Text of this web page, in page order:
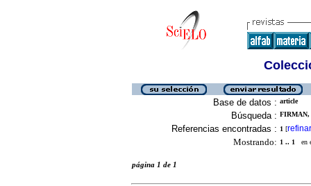
Base de datos : article
Búsqueda :
Referencias encontradas : 1 [refinar
Mostrando: 1 .. 1 en
página 1 de 1